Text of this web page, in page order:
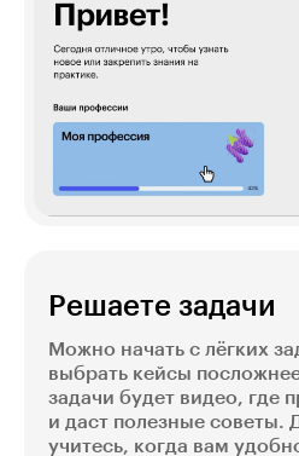
Решаете задачи
Можно начать с лёгких
выбрать кейсы
задачи будет видео, где
и даст полезные советы.
учитесь, когда вам